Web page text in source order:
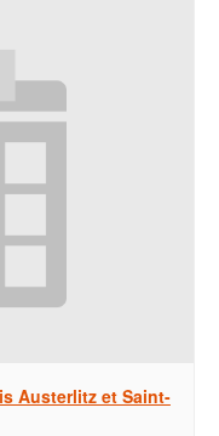
Austerlitz et Saint-